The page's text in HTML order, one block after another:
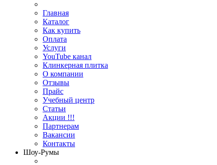
Главная
Каталог
Как купить
Оплата
Услуги
YouTube канал
Клинкерная плитка
О компании
Отзывы
Прайс
Учебный центр
Статьи
Акции !!!
Партнерам
Вакансии
Контакты
Шоу-Румы